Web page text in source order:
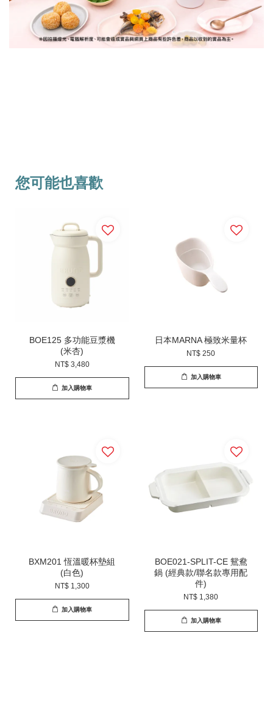
您可能也喜歡
BOE125 多功能豆漿機
(米杏)
NT$ 3,480
加入購物車
日本MARNA 極致米量杯
NT$ 250
加入購物車
BXM201 恆溫暖杯墊組
(白色)
NT$ 1,300
加入購物車
BOE021-SPLIT-CE 鴛鴦
鍋 (經典款/聯名款專用配
件)
NT$ 1,380
加入購物車